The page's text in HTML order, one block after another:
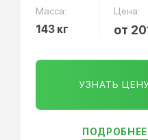
Масса:
143 кг
Цена:
от
УЗНАТЬ